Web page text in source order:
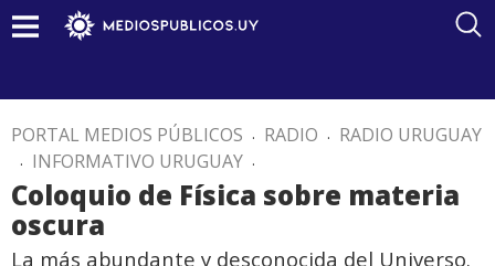
PORTAL MEDIOS PÚBLICOS . RADIO . RADIO URUGUAY
. INFORMATIVO URUGUAY .
Coloquio de Física sobre materia
oscura
La más abundante y desconocida del Universo.